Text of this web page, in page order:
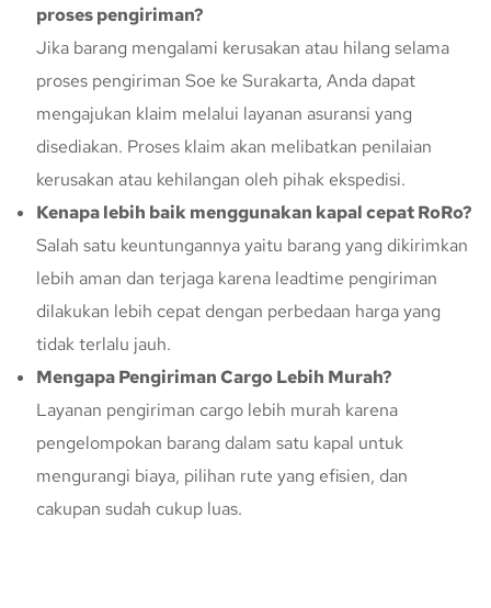
proses pengiriman?
Jika barang mengalami kerusakan atau hilang selama
proses pengiriman Soe ke Surakarta, Anda dapat
mengajukan klaim melalui layanan asuransi yang
disediakan. Proses klaim akan melibatkan penilaian
kerusakan atau kehilangan oleh pihak ekspedisi.
Kenapa lebih baik menggunakan kapal cepat RoRo?
Salah satu keuntungannya yaitu barang yang dikirimkan
lebih aman dan terjaga karena leadtime pengiriman
dilakukan lebih cepat dengan perbedaan harga yang
tidak terlalu jauh.
Mengapa Pengiriman Cargo Lebih Murah?
Layanan pengiriman cargo lebih murah karena
pengelompokan barang dalam satu kapal untuk
mengurangi biaya, pilihan rute yang efisien, dan
cakupan sudah cukup luas.